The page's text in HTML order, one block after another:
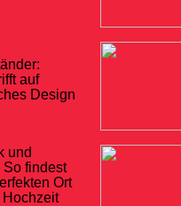
auf
Design
und
So findest
Ort